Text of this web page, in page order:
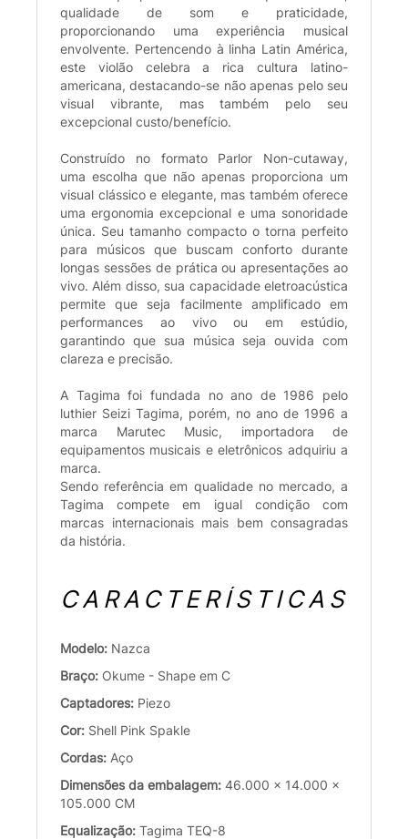
qualidade de som e praticidade,
proporcionando uma experiência musical
envolvente. Pertencendo à linha Latin América,
este violão celebra a rica cultura latino-
americana, destacando-se não apenas pelo seu
visual vibrante, mas também pelo seu
excepcional custo/benefício.
Construído no formato Parlor Non-cutaway,
uma escolha que não apenas proporciona um
visual clássico e elegante, mas também oferece
uma ergonomia excepcional e uma sonoridade
única. Seu tamanho compacto o torna perfeito
para músicos que buscam conforto durante
longas sessões de prática ou apresentações ao
vivo. Além disso, sua capacidade eletroacústica
permite que seja facilmente amplificado em
performances ao vivo ou em estúdio,
garantindo que sua música seja ouvida com
clareza e precisão.
A Tagima foi fundada no ano de 1986 pelo
luthier Seizi Tagima, porém, no ano de 1996 a
marca Marutec Music, importadora de
equipamentos musicais e eletrônicos adquiriu a
marca.
Sendo referência em qualidade no mercado, a
Tagima compete em igual condição com
marcas internacionais mais bem consagradas
da história.
CARACTERÍSTICAS
Modelo: Nazca
Braço: Okume - Shape em C
Captadores: Piezo
Cor: Shell Pink Spakle
Cordas: Aço
Dimensões da embalagem: 46.000 x 14.000 x
105.000 CM
Equalização: Tagima TEQ-8